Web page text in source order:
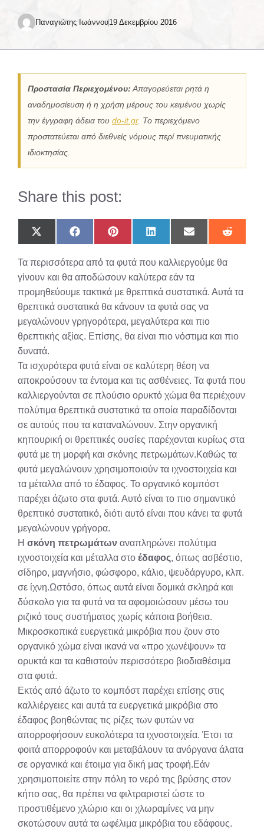
Παναγιώτης Ιωάννου19 Δεκεμβρίου 2016
Προστασία Περιεχομένου: Απαγορεύεται ρητά η
αναδημοσίευση ή η χρήση μέρους του κειμένου χωρίς
την έγγραφη άδεια του do-it.gr. Το περιεχόμενο
προστατεύεται από διεθνείς νόμους περί πνευματικής
ιδιοκτησίας.
Share this post:
Share
on
(Twitter)
Share
on
Share
on
Share
on
Share
on
Share
on
Τα περισσότερα από τα φυτά που καλλιεργούμε θα
γίνουν και θα αποδώσουν καλύτερα εάν τα
προμηθεύουμε τακτικά με θρεπτικά συστατικά. Αυτά τα
θρεπτικά συστατικά θα κάνουν τα φυτά σας να
μεγαλώνουν γρηγορότερα, μεγαλύτερα και πιο
θρεπτικής αξίας. Επίσης, θα είναι πιο νόστιμα και πιο
δυνατά.
Τα ισχυρότερα φυτά είναι σε καλύτερη θέση να
αποκρούσουν τα έντομα και τις ασθένειες. Τα φυτά που
καλλιεργούνται σε πλούσιο ορυκτό χώμα θα περιέχουν
πολύτιμα θρεπτικά συστατικά τα οποία παραδίδονται
σε αυτούς που τα καταναλώνουν. Στην οργανική
κηπουρική οι θρεπτικές ουσίες παρέχονται κυρίως στα
φυτά με τη μορφή και σκόνης πετρωμάτων.Καθώς τα
φυτά μεγαλώνουν χρησιμοποιούν τα ιχνοστοιχεία και
τα μέταλλα από το έδαφος. Το οργανικό κομπόστ
παρέχει άζωτο στα φυτά. Αυτό είναι το πιο σημαντικό
θρεπτικό συστατικό, διότι αυτό είναι που κάνει τα φυτά
μεγαλώνουν γρήγορα.
Η σκόνη πετρωμάτων αναπληρώνει πολύτιμα
ιχνοστοιχεία και μέταλλα στο έδαφος, όπως ασβέστιο,
σίδηρο, μαγνήσιο, φώσφορο, κάλιο, ψευδάργυρο, κλπ.
σε ίχνη.Ωστόσο, όπως αυτά είναι δομικά σκληρά και
δύσκολο για τα φυτά να τα αφομοιώσουν μέσω του
ριζικό τους συστήματος χωρίς κάποια βοήθεια.
Μικροσκοπικά ευεργετικά μικρόβια που ζουν στο
οργανικό χώμα είναι ικανά να «προ χωνέψουν» τα
ορυκτά και τα καθιστούν περισσότερο βιοδιαθέσιμα
στα φυτά.
Εκτός από άζωτο το κομπόστ παρέχει επίσης στις
καλλιέργειες και αυτά τα ευεργετικά μικρόβια στο
έδαφος βοηθώντας τις ρίζες των φυτών να
απορροφήσουν ευκολότερα τα ιχνοστοιχεία. Έτσι τα
φοιτά απορροφούν και μεταβάλουν τα ανόργανα άλατα
σε οργανικά και έτοιμα για δική μας τροφή.Εάν
χρησιμοποιείτε στην πόλη το νερό της βρύσης στον
κήπο σας, θα πρέπει να φιλτραριστεί ώστε το
προστιθέμενο χλώριο και οι χλωραμίνες να μην
σκοτώσουν αυτά τα ωφέλιμα μικρόβια του εδάφους.